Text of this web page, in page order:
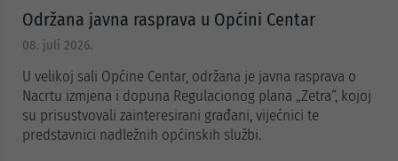
Održana javna rasprava u Općini Centar
08. juli 2026.
U velikoj sali Općine Centar, održana je javna rasprava o
Nacrtu izmjena i dopuna Regulacionog plana „Zetra“, kojoj
su prisustvovali zainteresirani građani, vijećnici te
predstavnici nadležnih općinskih službi.